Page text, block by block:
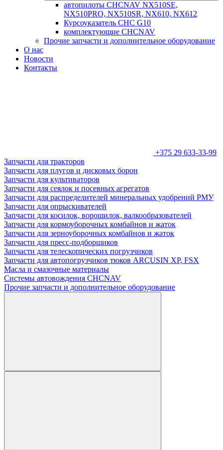
автопилоты CHCNAV NX510SE,
NX510PRO, NX510SR, NX610, NX612
Курсоуказатель CHC G10
комплектующие CHCNAV
Прочие запчасти и дополнительное оборудование
О нас
Новости
Контакты
+375 29 633-33-99
Запчасти для тракторов
Запчасти для плугов и дисковых борон
Запчасти для культиваторов
Запчасти для сеялок и посевных агрегатов
Запчасти для распределителей минеральных удобрений РМУ
Запчасти для опрыскивателей
Запчасти для косилок, ворошилок, валкообразователей
Запчасти для кормоуборочных комбайнов и жаток
Запчасти для зерноуборочных комбайнов и жаток
Запчасти для пресс-подборщиков
Запчасти для телескопических погрузчиков
Запчасти для автопогрузчиков тюков ARCUSIN XP, FSX
Масла и смазочные материалы
Системы автовождения CHCNAV
Прочие запчасти и дополнительное оборудование